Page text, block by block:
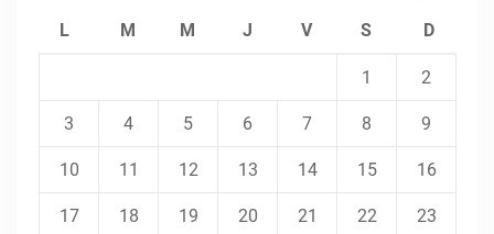
L M M J V S D
1 2
3 4 5 6 7 8 9
10 11 12 13 14 15 16
17 18 19 20 21 22 23